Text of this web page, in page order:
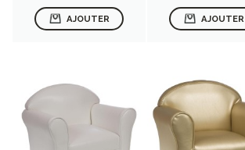
AJOUTER AJOUTER